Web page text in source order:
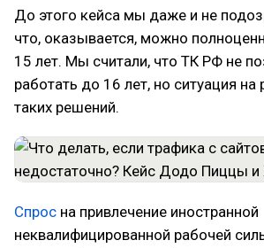
До этого кейса мы даже и не
что, оказывается, можно
15 лет. Мы считали, что ТК РФ не
работать до 16 лет, но ситуация на
таких решений.
Спрос на привлечение иностранной
неквалифицированной рабочей